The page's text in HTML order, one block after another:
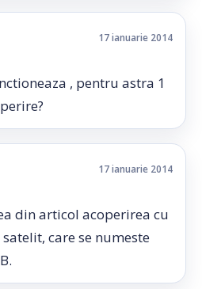
17 ianuarie 2014
, pentru astra 1
17 ianuarie 2014
din articol acoperirea cu
care se numeste